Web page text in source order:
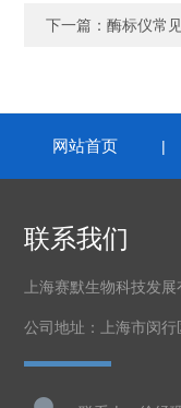
下一篇： 酶标仪常
网站首页 |
联系我们
上海赛默生物科技发展
公司地址：上海市闵行